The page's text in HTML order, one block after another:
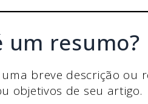
um resumo?
breve descrição
objetivos de seu artigo.